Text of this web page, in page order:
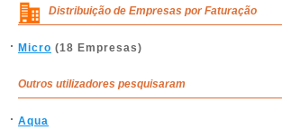
Distribuição de Empresas por Faturação
Micro (18 Empresas)
Outros utilizadores pesquisaram
Aqua